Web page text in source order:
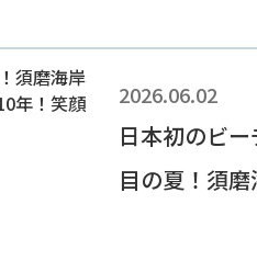
2026.06.02
日本初のビ
目の夏！須